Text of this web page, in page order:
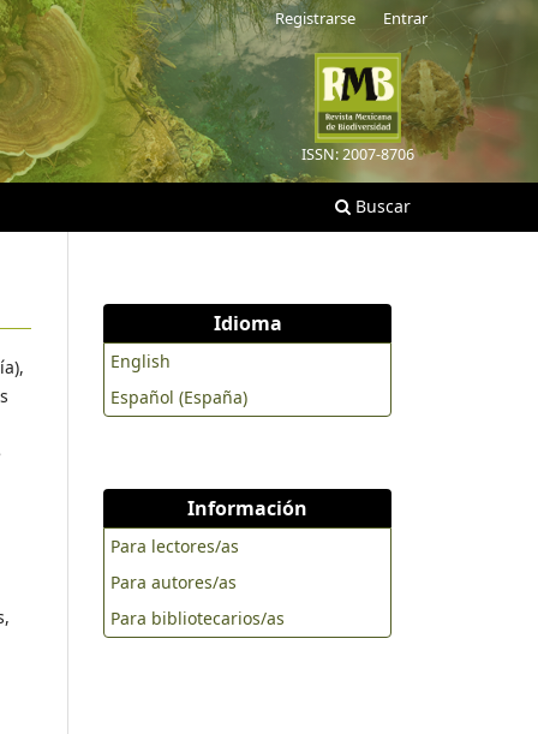
ISSN: 2007-8706
Buscar
Registrarse Entrar
Idioma
English
Español (España)
Información
Para lectores/as
Para autores/as
Para bibliotecarios/as